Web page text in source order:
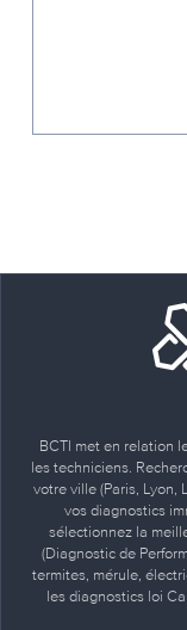
BCTI met en relation
les techniciens.
votre ville (Paris,
vos diagnostics
sélectionnez la
(Diagnostic de
termites, mérule,
les diagnostics loi